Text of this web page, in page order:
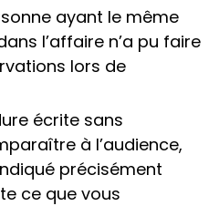
ayant le même
l’affaire n’a pu faire
lors de
écrite sans
à l’audience,
précisément
ce que vous